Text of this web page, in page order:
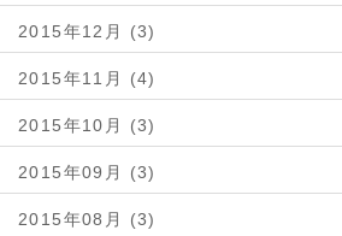
2015年12月 (3)
2015年11月 (4)
2015年10月 (3)
2015年09月 (3)
2015年08月 (3)